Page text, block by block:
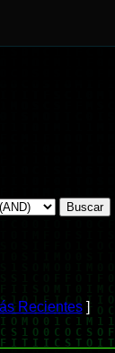
Recientes]